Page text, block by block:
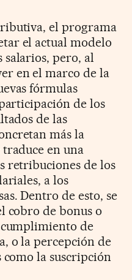
el programa
el actual modelo
pero, al
en el marco de la
fórmulas
de los
de las
más la
en una
retribuciones de los
a los
Dentro de esto, se
cobro de bonus o
de
o la percepción de
la suscripción